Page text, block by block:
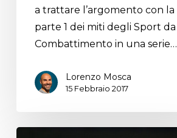
a trattare l’argomento con la
parte 1 dei miti degli Sport da
Combattimento in una serie…
Lorenzo Mosca
15 Febbraio 2017